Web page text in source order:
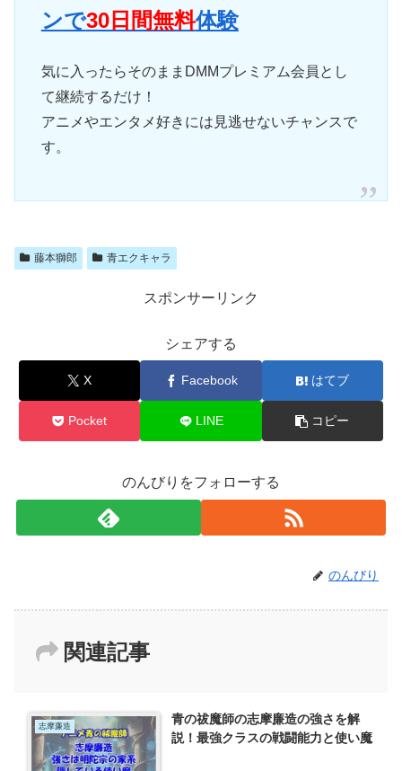
ンで30日間無料体験
気に入ったらそのままDMMプレミアム会員とし
て継続するだけ！
アニメやエンタメ好きには見逃せないチャンスで
す。
藤本獅郎 青エクキャラ
スポンサーリンク
シェアする
X Facebook はてブ
Pocket LINE コピー
のんびりをフォローする
のんびり
関連記事
志摩廉造
青の祓魔師の志摩廉造の強さを解
説！最強クラスの戦闘能力と使い魔